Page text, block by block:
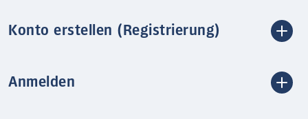
Konto erstellen (Registrierung)
Anmelden